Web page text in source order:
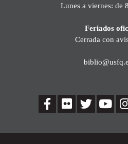
Lunes a viernes: de
Feriados
Cerrada con